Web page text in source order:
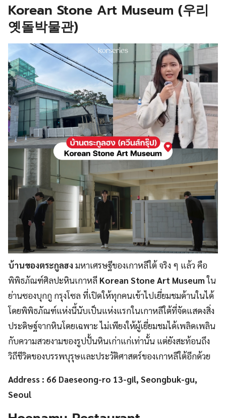
Korean Stone Art Museum (우리
옛돌박물관)
บ้านของตระกูลฮงมหาเศรษฐีของเกาหลีใต้ จริง ๆ แล้ว คือ
พิพิธภัณฑ์ศิลปะหินเกาหลี Korean Stone Art Museumใน
ย่านซองบุกกู กรุงโซล ที่เปิดให้ทุกคนเข้าไปเยี่ยมชมด้านในได้
โดยพิพิธภัณฑ์แห่งนี้นับเป็นแห่งแรกในเกาหลีใต้ที่จัดแสดงสิ่ง
ประดิษฐ์จากหินโดยเฉพาะ ไม่เพียงให้ผู้เยี่ยมชมได้เพลิดเพลิน
กับความสวยงามของรูปปั้นหินเก่าแก่เท่านั้น แต่ยังสะท้อนถึง
วิถีชีวิตของบรรพบุรุษและประวัติศาสตร์ของเกาหลีใต้อีกด้วย
Address : 66 Daeseong-ro 13-gil, Seongbuk-gu,
Seoul